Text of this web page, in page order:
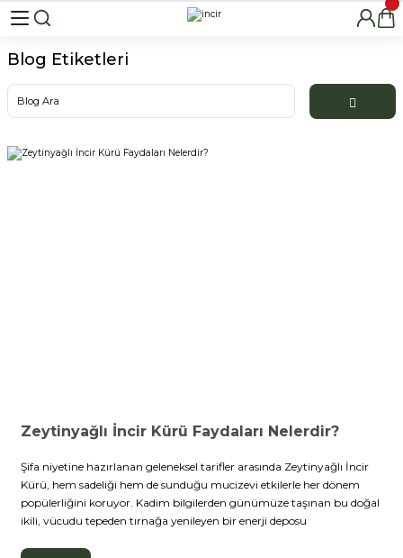
Blog Etiketleri
Zeytinyağlı İncir Kürü Faydaları Nelerdir?
Şifa niyetine hazırlanan geleneksel tarifler arasında Zeytinyağlı İncir
Kürü, hem sadeliği hem de sunduğu mucizevi etkilerle her dönem
popülerliğini koruyor. Kadim bilgilerden günümüze taşınan bu doğal
ikili, vücudu tepeden tırnağa yenileyen bir enerji deposu